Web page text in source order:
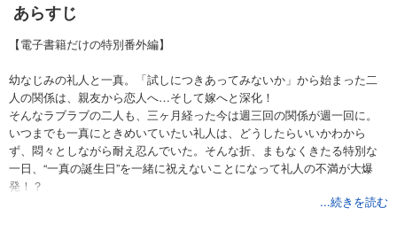
あらすじ
【電子書籍だけの特別番外編】
幼なじみの礼人と一真。「試しにつきあってみないか」から始まった二
人の関係は、親友から恋人へ…そして嫁へと深化！
そんなラブラブの二人も、三ヶ月経った今は週三回の関係が週一回に。
いつまでも一真にときめいていたい礼人は、どうしたらいいかわから
ず、悶々としながら耐え忍んでいた。そんな折、まもなくきたる特別な
一日、“一真の誕生日”を一緒に祝えないことになって礼人の不満が大爆
発！？
...続きを読む